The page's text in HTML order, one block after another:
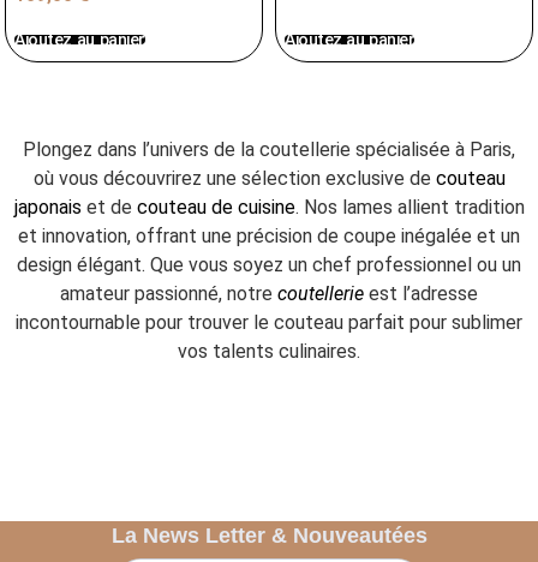
Ajoutez au panier Ajoutez au panier
Plongez dans l’univers de la coutellerie spécialisée à Paris,
où vous découvrirez une sélection exclusive de couteau
japonais et de couteau de cuisine. Nos lames allient tradition
et innovation, offrant une précision de coupe inégalée et un
design élégant. Que vous soyez un chef professionnel ou un
amateur passionné, notre coutellerie est l’adresse
incontournable pour trouver le couteau parfait pour sublimer
vos talents culinaires.
La News Letter & Nouveautées